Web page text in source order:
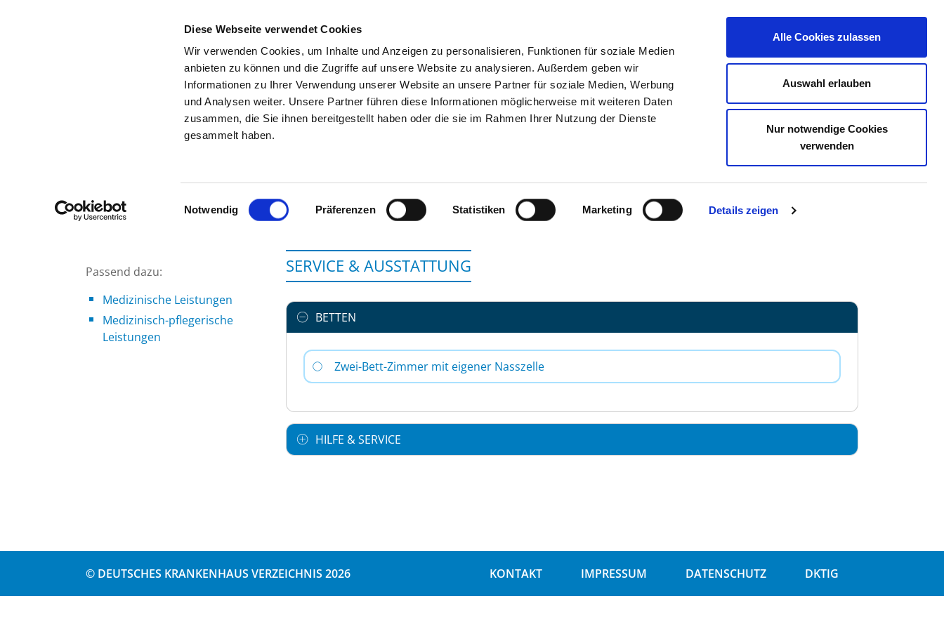
Diese Webseite verwendet Cookies
Wir verwenden Cookies, um Inhalte und Anzeigen zu personalisieren, Funktionen für soziale Medien
anbieten zu können und die Zugriffe auf unsere Website zu analysieren. Außerdem geben wir
Informationen zu Ihrer Verwendung unserer Website an unsere Partner für soziale Medien, Werbung
und Analysen weiter. Unsere Partner führen diese Informationen möglicherweise mit weiteren Daten
zusammen, die Sie ihnen bereitgestellt haben oder die sie im Rahmen Ihrer Nutzung der Dienste
gesammelt haben.
Einwilligungsauswahl
Notwendig Präferenzen Statistiken Marketing Details zeigen
Alle Cookies zulassen
Auswahl erlauben
Nur notwendige Cookies
verwenden
SUCHEN TIPPS & HILFE DAS DKV STELLENBÖRSE KONTAKT IHRE MEINUNG
Zur Krankenhaus-Startseite
Passend dazu:
Medizinische Leistungen
Medizinisch-pflegerische
Leistungen
SERVICE & AUSSTATTUNG
BETTEN
Zwei-Bett-Zimmer mit eigener Nasszelle
HILFE & SERVICE
© DEUTSCHES KRANKENHAUS VERZEICHNIS 2026 KONTAKT IMPRESSUM DATENSCHUTZ DKTIG